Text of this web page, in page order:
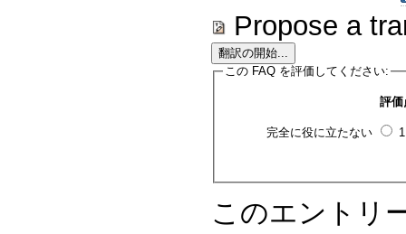
Propose a
この FAQ を評価してください:
評価
完全に役に立たない
このエントリ